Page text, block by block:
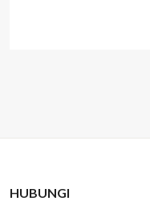
HUBUNGI